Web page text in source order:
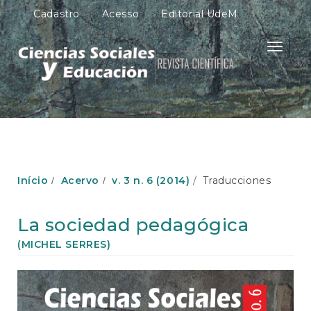
N
a
v
e
g
a
ç
ã
o
c
a
l
o
n
t
Cadastro Acesso Editorial UdeM
Toggle
Início Acervo v. 3 n. 6 (2014) Traducciones
La sociedad pedagógica
(MICHEL SERRES)
Barra
lateral